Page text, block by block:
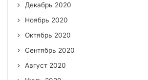
Декабрь 2020
Ноябрь 2020
Октябрь 2020
Сентябрь 2020
Август 2020